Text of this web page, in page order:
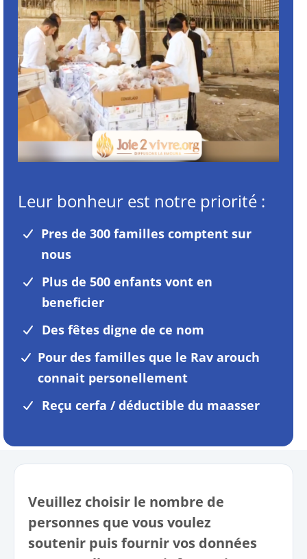
Leur bonheur est notre priorité :
Pres de 300 familles comptent sur
nous
Plus de 500 enfants vont en
beneficier
Des fêtes digne de ce nom
Pour des familles que le Rav arouch
connait personellement
Reçu cerfa / déductible du maasser
Veuillez choisir le nombre de
personnes que vous voulez
soutenir puis fournir vos données